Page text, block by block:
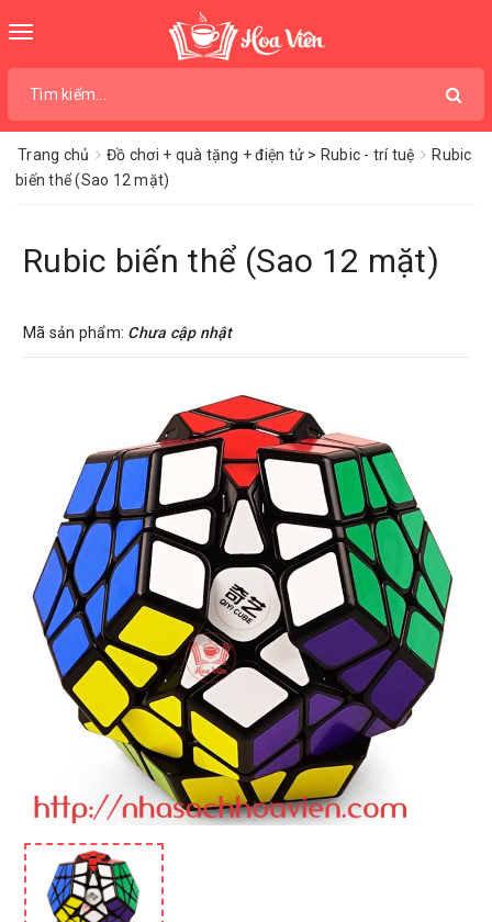
Toggle
Trang chủ Đồ chơi + quà tặng + điện tử > Rubic - trí tuệ
Rubic
biến thể (Sao 12 mặt)
Rubic biến thể (Sao 12 mặt)
Mã sản phẩm: Chưa cập nhật